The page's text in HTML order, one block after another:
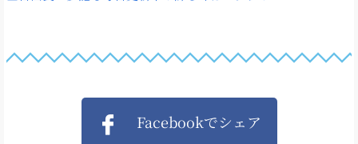
Facebookでシェア